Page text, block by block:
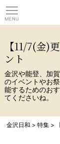
【11/7(金)
ント
金沢や能登、加
のイベントやお
能するためのお
てくださいね。
金沢日和 >特集 >